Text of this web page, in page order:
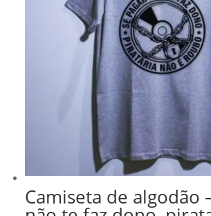
Camiseta de algodão